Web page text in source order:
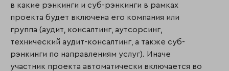
в какие рэнкинги и суб-рэнкинги в рамках
проекта будет включена его компания или
группа (аудит, консалтинг, аутсорсинг,
технический аудит-консалтинг, а также суб-
рэнкинги по направлениям услуг). Иначе
участник проекта автоматически включается во